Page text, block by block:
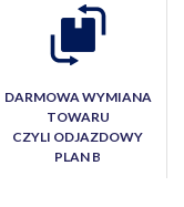
DARMOWA WYMIANA
TOWARU
CZYLI ODJAZDOWY
PLAN B